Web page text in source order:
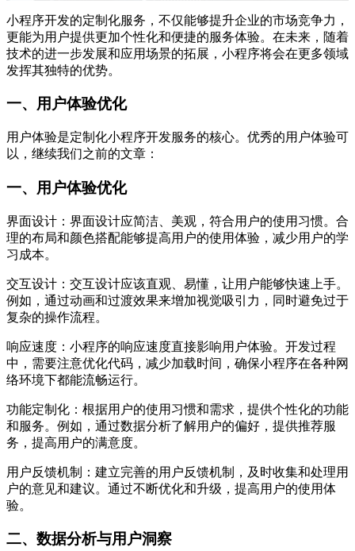
小程序开发的定制化服务，不仅能够提升企业的市场竞争力，
更能为用户提供更加个性化和便捷的服务体验。在未来，随着
技术的进一步发展和应用场景的拓展，小程序将会在更多领域
发挥其独特的优势。
一、用户体验优化
用户体验是定制化小程序开发服务的核心。优秀的用户体验可
以，继续我们之前的文章：
一、用户体验优化
界面设计：界面设计应简洁、美观，符合用户的使用习惯。合
理的布局和颜色搭配能够提高用户的使用体验，减少用户的学
习成本。
交互设计：交互设计应该直观、易懂，让用户能够快速上手。
例如，通过动画和过渡效果来增加视觉吸引力，同时避免过于
复杂的操作流程。
响应速度：小程序的响应速度直接影响用户体验。开发过程
中，需要注意优化代码，减少加载时间，确保小程序在各种网
络环境下都能流畅运行。
功能定制化：根据用户的使用习惯和需求，提供个性化的功能
和服务。例如，通过数据分析了解用户的偏好，提供推荐服
务，提高用户的满意度。
用户反馈机制：建立完善的用户反馈机制，及时收集和处理用
户的意见和建议。通过不断优化和升级，提高用户的使用体
验。
二、数据分析与用户洞察